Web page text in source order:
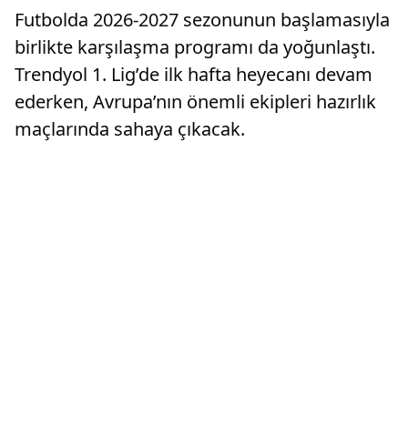
Futbolda 2026-2027 sezonunun başlamasıyla
birlikte karşılaşma programı da yoğunlaştı.
Trendyol 1. Lig’de ilk hafta heyecanı devam
ederken, Avrupa’nın önemli ekipleri hazırlık
maçlarında sahaya çıkacak.